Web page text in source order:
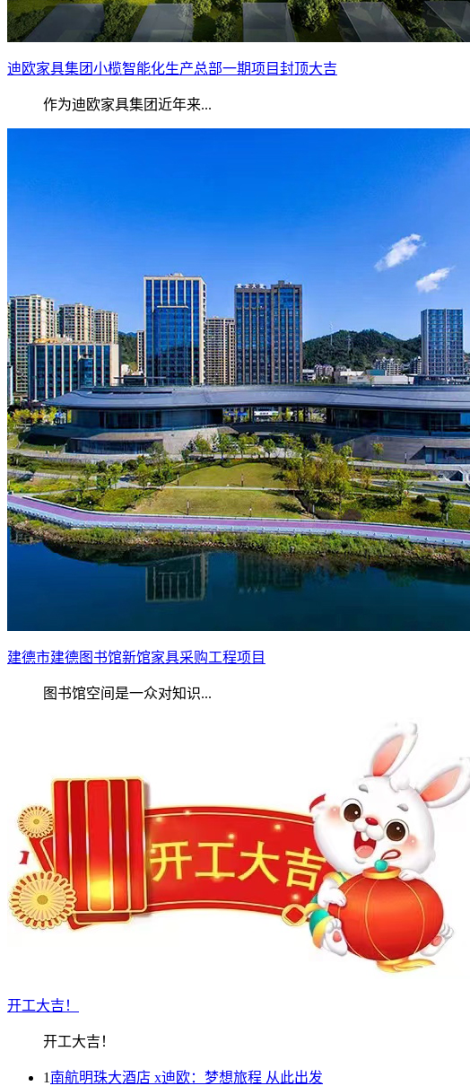
迪欧家具集团小榄智能化生产总部一期项目封顶大吉
作为迪欧家具集团近年来...
建德市建德图书馆新馆家具采购工程项目
图书馆空间是一众对知识...
开工大吉！
开工大吉！
1 南航明珠大酒店 x迪欧：梦想旅程 从此出发